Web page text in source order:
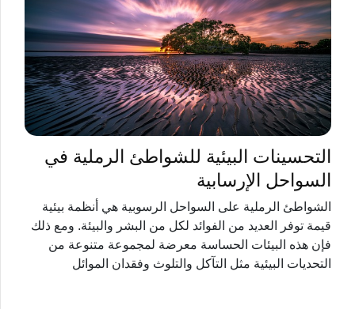
التحسينات البيئية للشواطئ الرملية في
السواحل الإرسابية
الشواطئ الرملية على السواحل الرسوبية هي أنظمة بيئية
قيمة توفر العديد من الفوائد لكل من البشر والبيئة. ومع ذلك
فإن هذه البيئات الحساسة معرضة لمجموعة متنوعة من
التحديات البيئية مثل التآكل والتلوث وفقدان الموائل